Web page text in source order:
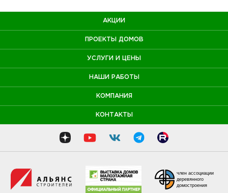
АКЦИИ
ПРОЕКТЫ ДОМОВ
УСЛУГИ И ЦЕНЫ
НАШИ РАБОТЫ
КОМПАНИЯ
КОНТАКТЫ
член ассоциации
деревянного
домостроения